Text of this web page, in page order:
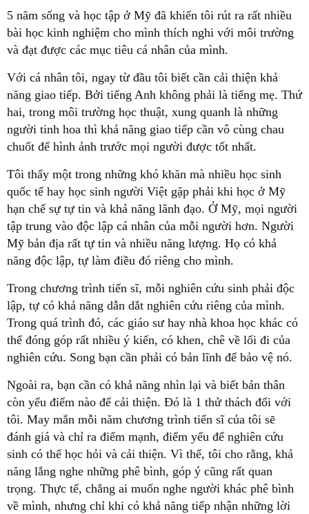
5 năm sống và học tập ở Mỹ đã khiến tôi rút ra rất nhiều
bài học kinh nghiệm cho mình thích nghi với môi trường
và đạt được các mục tiêu cá nhân của mình.
Với cá nhân tôi, ngay từ đầu tôi biết cần cải thiện khả
năng giao tiếp. Bởi tiếng Anh không phải là tiếng mẹ. Thứ
hai, trong môi trường học thuật, xung quanh là những
người tinh hoa thì khả năng giao tiếp cần vô cùng chau
chuốt để hình ảnh trước mọi người được tốt nhất.
Tôi thấy một trong những khó khăn mà nhiều học sinh
quốc tế hay học sinh người Việt gặp phải khi học ở Mỹ
hạn chế sự tự tin và khả năng lãnh đạo. Ở Mỹ, mọi người
tập trung vào độc lập cá nhân của mỗi người hơn. Người
Mỹ bản địa rất tự tin và nhiều năng lượng. Họ có khả
năng độc lập, tự làm điều đó riêng cho mình.
Trong chương trình tiến sĩ, mỗi nghiên cứu sinh phải độc
lập, tự có khả năng dẫn dắt nghiên cứu riêng của mình.
Trong quá trình đó, các giáo sư hay nhà khoa học khác có
thể đóng góp rất nhiều ý kiến, có khen, chê về lối đi của
nghiên cứu. Song bạn cần phải có bản lĩnh để bảo vệ nó.
Ngoài ra, bạn cần có khả năng nhìn lại và biết bản thân
còn yếu điểm nào để cải thiện. Đó là 1 thử thách đối với
tôi. May mắn mỗi năm chương trình tiến sĩ của tôi sẽ
đánh giá và chỉ ra điểm mạnh, điểm yếu để nghiên cứu
sinh có thể học hỏi và cải thiện. Vì thế, tôi cho rằng, khả
năng lắng nghe những phê bình, góp ý cũng rất quan
trọng. Thực tế, chẳng ai muốn nghe người khác phê bình
về mình, nhưng chỉ khi có khả năng tiếp nhận những lời